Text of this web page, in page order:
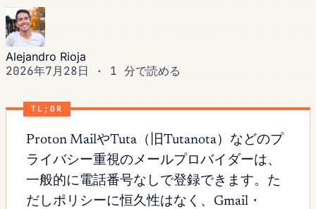
Alejandro Rioja
2026年7月28日 · 1 分で読める
TL;DR
Proton MailやTuta（旧Tutanota）などのプ
ライバシー重視のメールプロバイダーは、
一般的に電話番号なしで登録できます。た
だしポリシーに恒久性はなく、Gmail・